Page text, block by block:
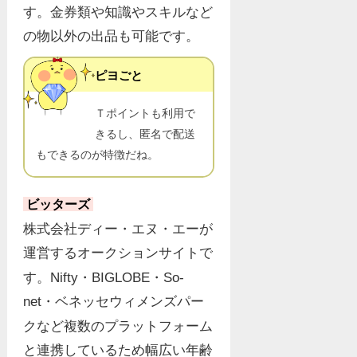
す。金券類や知識やスキルなど
の物以外の出品も可能です。
ピヨごと
Ｔポイントも利用で
きるし、匿名で配送
もできるのが特徴だね。
ビッターズ
株式会社ディー・エヌ・エーが
運営するオークションサイトで
す。Nifty・BIGLOBE・So-
net・ベネッセウィメンズパー
クなど複数のプラットフォーム
と連携しているため幅広い年齢